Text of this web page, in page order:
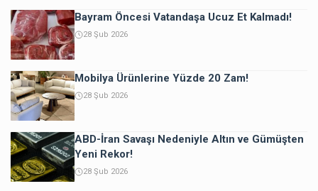
Bayram Öncesi Vatandaşa Ucuz Et Kalmadı!
28 Şub 2026
Mobilya Ürünlerine Yüzde 20 Zam!
28 Şub 2026
ABD-İran Savaşı Nedeniyle Altın ve Gümüşten
Yeni Rekor!
28 Şub 2026